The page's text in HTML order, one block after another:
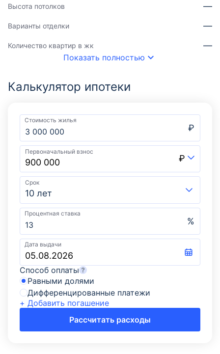
Высота потолков —
Варианты отделки —
Количество квартир в жк —
Показать полностью
Калькулятор ипотеки
Стоимость жилья
₽
Первоначальный взнос
₽
Срок
10 лет
Процентная ставка
%
Дата выдачи
Способ оплаты
Равными долями
Дифференцированные платежи
+ Добавить погашение
Рассчитать расходы